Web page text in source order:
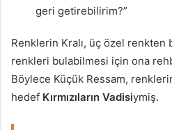
geri getirebilirim?”
Renklerin Kralı, üç özel renkten
renkleri bulabilmesi için ona
Böylece Küçük Ressam,
hedef Kırmızıların Vadisiymiş.